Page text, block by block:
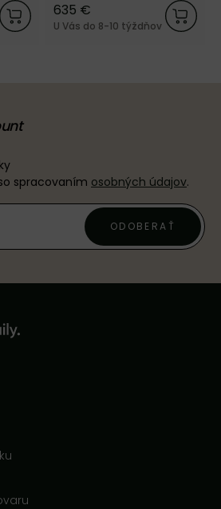
635 €
U Vás do 8-10 týždňov
spracovaním osobných údajov.
ODOBERAŤ